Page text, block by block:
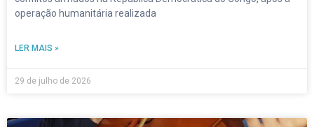
operação humanitária realizada
LER MAIS »
29 de julho de 2026